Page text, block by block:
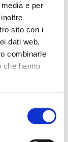
e per
sito con i
dati web,
combinarle
che hanno